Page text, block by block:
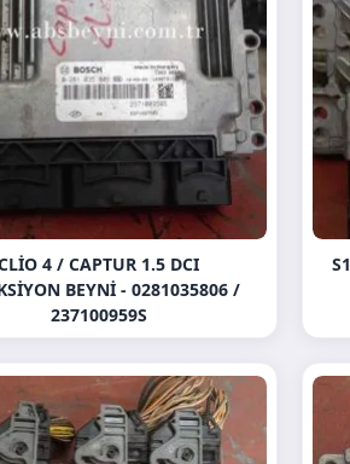
4 / CAPTUR 1.5 DCI
BEYNI - 0281035806 /
237100959S